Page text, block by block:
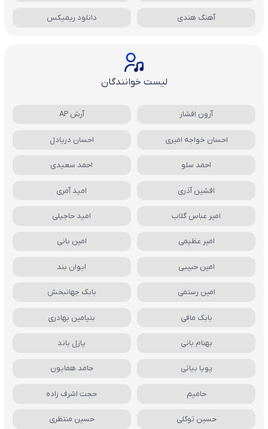
آهنگ هندی دانلود ریمیکس
لیست خوانندگان
آرون افشار آرش AP
احسان خواجه امیری احسان دریادل
احمد سلو احمد سعیدی
افشین آذری امید آمری
امیر عباس گلاب امید حاجیلی
امیر عظیمی امین بانی
امین حبیبی ایوان بند
امین رستمی بابک جهانبخش
بابک مافی بنیامین بهادری
بهنام بانی پازل باند
پویا بیاتی حامد همایون
حامیم حجت اشرف زاده
حسین توکلی حسین منتظری